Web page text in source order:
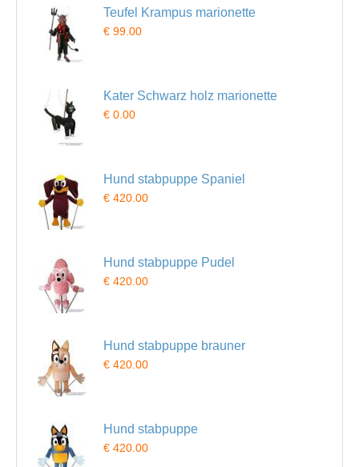
Teufel Krampus marionette
€ 99.00
Kater Schwarz holz marionette
€ 0.00
Hund stabpuppe Spaniel
€ 420.00
Hund stabpuppe Pudel
€ 420.00
Hund stabpuppe brauner
€ 420.00
Hund stabpuppe
€ 420.00